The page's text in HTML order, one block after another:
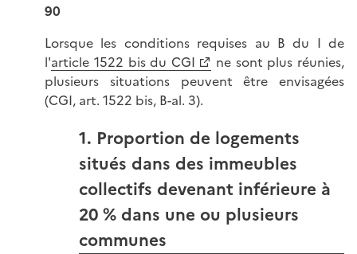
90
Lorsque les conditions requises au B du I de
l'article 1522 bis du CGI
ne sont plus réunies,
plusieurs situations peuvent être envisagées
(CGI, art. 1522 bis, B-al. 3).
1. Proportion de logements
situés dans des immeubles
collectifs devenant inférieure à
20 % dans une ou plusieurs
communes